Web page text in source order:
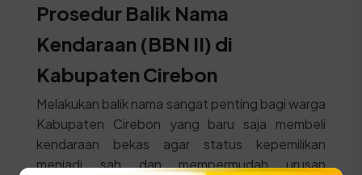
Prosedur Balik Nama
Kendaraan (BBN II) di
Kabupaten Cirebon
Melakukan balik nama sangat penting bagi warga
Kabupaten Cirebon yang baru saja membeli
kendaraan bekas agar status kepemilikan
menjadi sah dan mempermudah urusan